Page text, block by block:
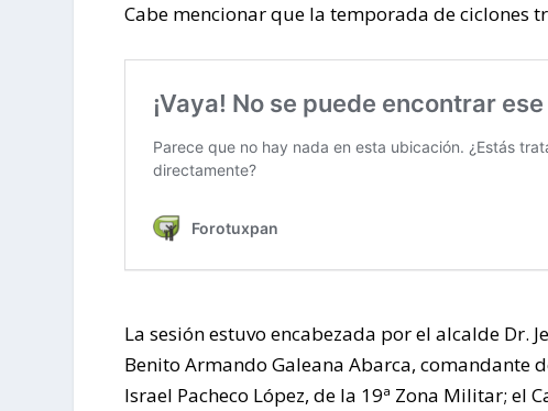
Cabe mencionar que la temporada de ciclones
La sesión estuvo encabezada por el alcalde Dr.
Benito Armando Galeana Abarca, comandante
Israel Pacheco López, de la 19ª Zona Militar; el